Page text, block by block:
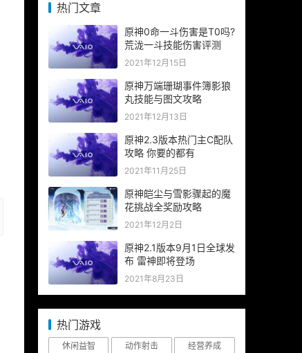
热门文章
原神0命一斗伤害是T0吗?
荒泷一斗技能伤害评测
2021年12月15日
原神万端珊瑚事件簿影狼
丸技能与图文攻略
2021年12月13日
原神2.3版本热门主C配队
攻略 你要的都有
2021年11月25日
原神皑尘与雪影骤起的魔
花挑战全奖励攻略
2021年12月2日
原神2.1版本9月1日全球发
布 雷神即将登场
2021年8月23日
热门游戏
休闲益智 动作射击 经营养成